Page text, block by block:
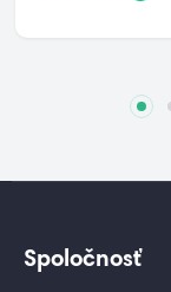
Spoločnosť